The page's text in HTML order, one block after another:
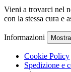
Vieni a trovarci nel
con la stessa cura e
Informazioni
Cookie Policy
Spedizione e